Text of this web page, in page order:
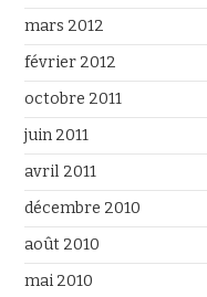
mars 2012
février 2012
octobre 2011
juin 2011
avril 2011
décembre 2010
août 2010
mai 2010